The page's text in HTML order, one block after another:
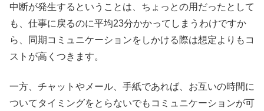
中断が発生するということは、ちょっとの用だったとして
も、仕事に戻るのに平均23分かかってしまうわけですか
ら、同期コミュニケーションをしかける際は想定よりもコ
ストが高くつきます。
一方、チャットやメール、手紙であれば、お互いの時間に
ついてタイミングをとらないでもコミュニケーションが可